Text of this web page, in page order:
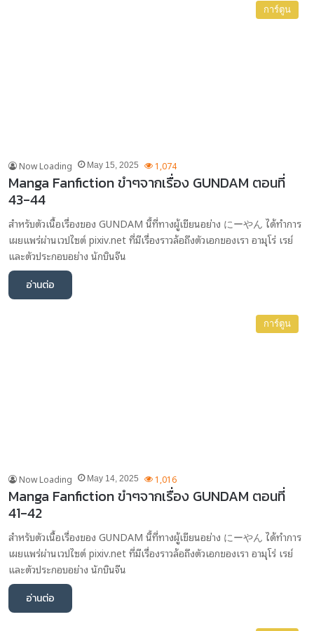
การ์ตูน
Now Loading May 15, 2025 1,074
Manga Fanfiction ขำๆจากเรื่อง GUNDAM ตอนที่
43-44
สำหรับตัวเนื้อเรื่องของ GUNDAM นี้ที่ทางผู้เขียนอย่าง にーやん ได้ทำการ
เผยแพร่ผ่านเวปไซต์ pixiv.net ที่มีเรื่องราวล้อถึงตัวเอกของเรา อามุโร่ เรย์
และตัวประกอบอย่าง นักบินจีน
อ่านต่อ
การ์ตูน
Now Loading May 14, 2025 1,016
Manga Fanfiction ขำๆจากเรื่อง GUNDAM ตอนที่
41-42
สำหรับตัวเนื้อเรื่องของ GUNDAM นี้ที่ทางผู้เขียนอย่าง にーやん ได้ทำการ
เผยแพร่ผ่านเวปไซต์ pixiv.net ที่มีเรื่องราวล้อถึงตัวเอกของเรา อามุโร่ เรย์
และตัวประกอบอย่าง นักบินจีน
อ่านต่อ